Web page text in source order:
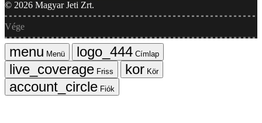
© 2026 Magyar Jeti Zrt.
Vége
Menü
Címlap
Friss
Kör
Fiók